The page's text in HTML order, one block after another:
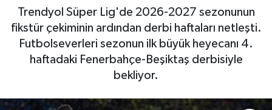
Trendyol Süper Lig'de 2026-2027 sezonunun
fikstür çekiminin ardından derbi haftaları netleşti.
Futbolseverleri sezonun ilk büyük heyecanı 4.
haftadaki Fenerbahçe-Beşiktaş derbisiyle
bekliyor.